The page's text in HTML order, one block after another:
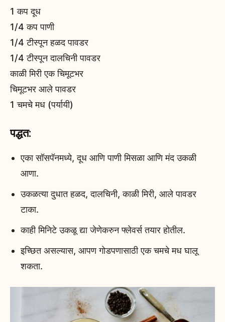
1 कप दूध
1/4 कप पाणी
1/4 टीस्पून हळद पावडर
1/4 टीस्पून दालचिनी पावडर
काळी मिरी एक चिमूटभर
चिमूटभर आले पावडर
1 चमचे मध (पर्यायी)
पद्धत:
एका सॉसपॅनमध्ये, दूध आणि पाणी मिसळा आणि मंद उकळी
आणा.
उकळत्या दुधात हळद, दालचिनी, काळी मिरी, आले पावडर
टाका.
काही मिनिटे उकळू द्या जेणेकरुन फ्लेवर्स तयार होतील.
इच्छित असल्यास, आपण गोडपणासाठी एक चमचे मध घालू
शकता.